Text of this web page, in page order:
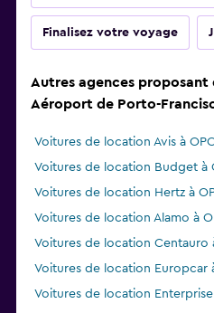
Finalisez votre voyage
Autres agences proposant
Aéroport de Porto-
Voitures de location Avis à
Voitures de location Budget à
Voitures de location Hertz à
Voitures de location Alamo à
Voitures de location Centauro
Voitures de location Europcar
Voitures de location Enterprise